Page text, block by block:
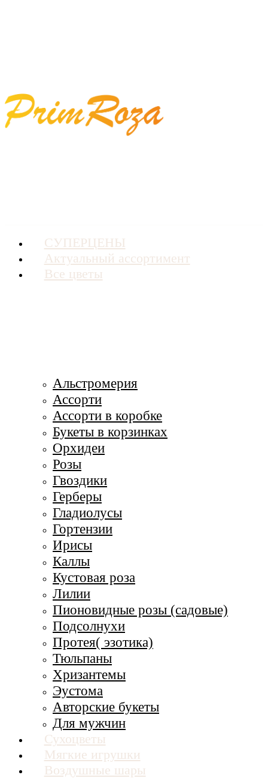
СУПЕРЦЕНЫ
Актуальный ассортимент
Все цветы
Альстромерия
Ассорти
Ассорти в коробке
Букеты в корзинках
Орхидеи
Розы
Гвоздики
Герберы
Гладиолусы
Гортензии
Ирисы
Каллы
Кустовая роза
Лилии
Пионовидные розы (садовые)
Подсолнухи
Протея( эзотика)
Тюльпаны
Хризантемы
Эустома
Авторские букеты
Для мужчин
Сухоцветы
Мягкие игрушки
Воздушные шары